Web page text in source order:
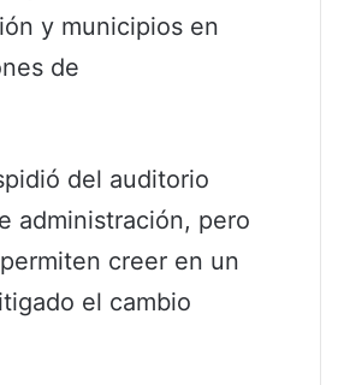
y municipios en
de
del auditorio
administración, pero
creer en un
el cambio